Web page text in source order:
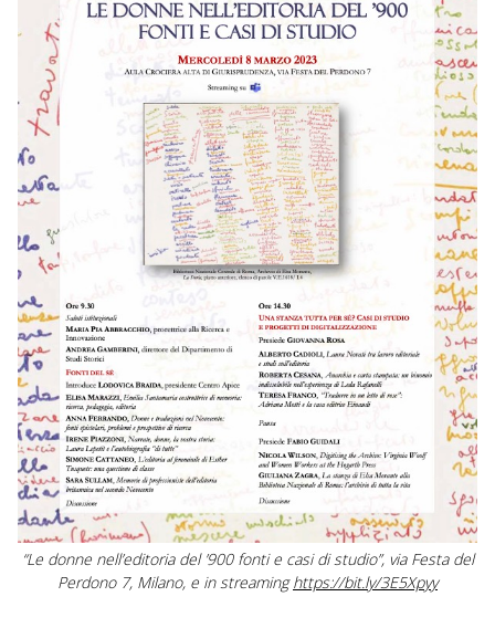
“Le donne nell’editoria del ’900 fonti e casi di studio”, via Festa del
Perdono 7, Milano, e in streaminghttps://bit.ly/3E5Xpyy